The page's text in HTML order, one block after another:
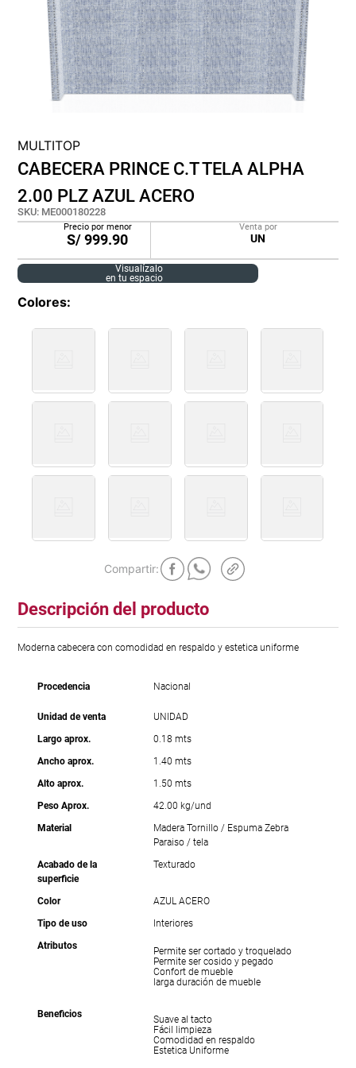
MULTITOP
CABECERA PRINCE C.T TELA ALPHA
2.00 PLZ AZUL ACERO
SKU: ME000180228
Precio por menor
S/999.90
Venta por
UN
Visualízalo
en tu espacio
Colores
Descripción del producto
Moderna cabecera con comodidad en respaldo y estetica uniforme
Procedencia Nacional
Unidad de venta
UNIDAD
Largo aprox.
0.18 mts
Ancho aprox.
1.40 mts
Alto aprox.
1.50 mts
Peso Aprox.
42.00 kg/und
Material
Madera Tornillo / Espuma Zebra
Paraiso / tela
Acabado de la
superficie
Texturado
Color
AZUL ACERO
Tipo de uso
Interiores
Atributos
Permite ser cortado y troquelado
Permite ser cosido y pegado
Confort de mueble
larga duración de mueble
Beneficios
Suave al tacto
Fácil limpieza
Comodidad en respaldo
Estetica Uniforme
lona
pisos
tapete